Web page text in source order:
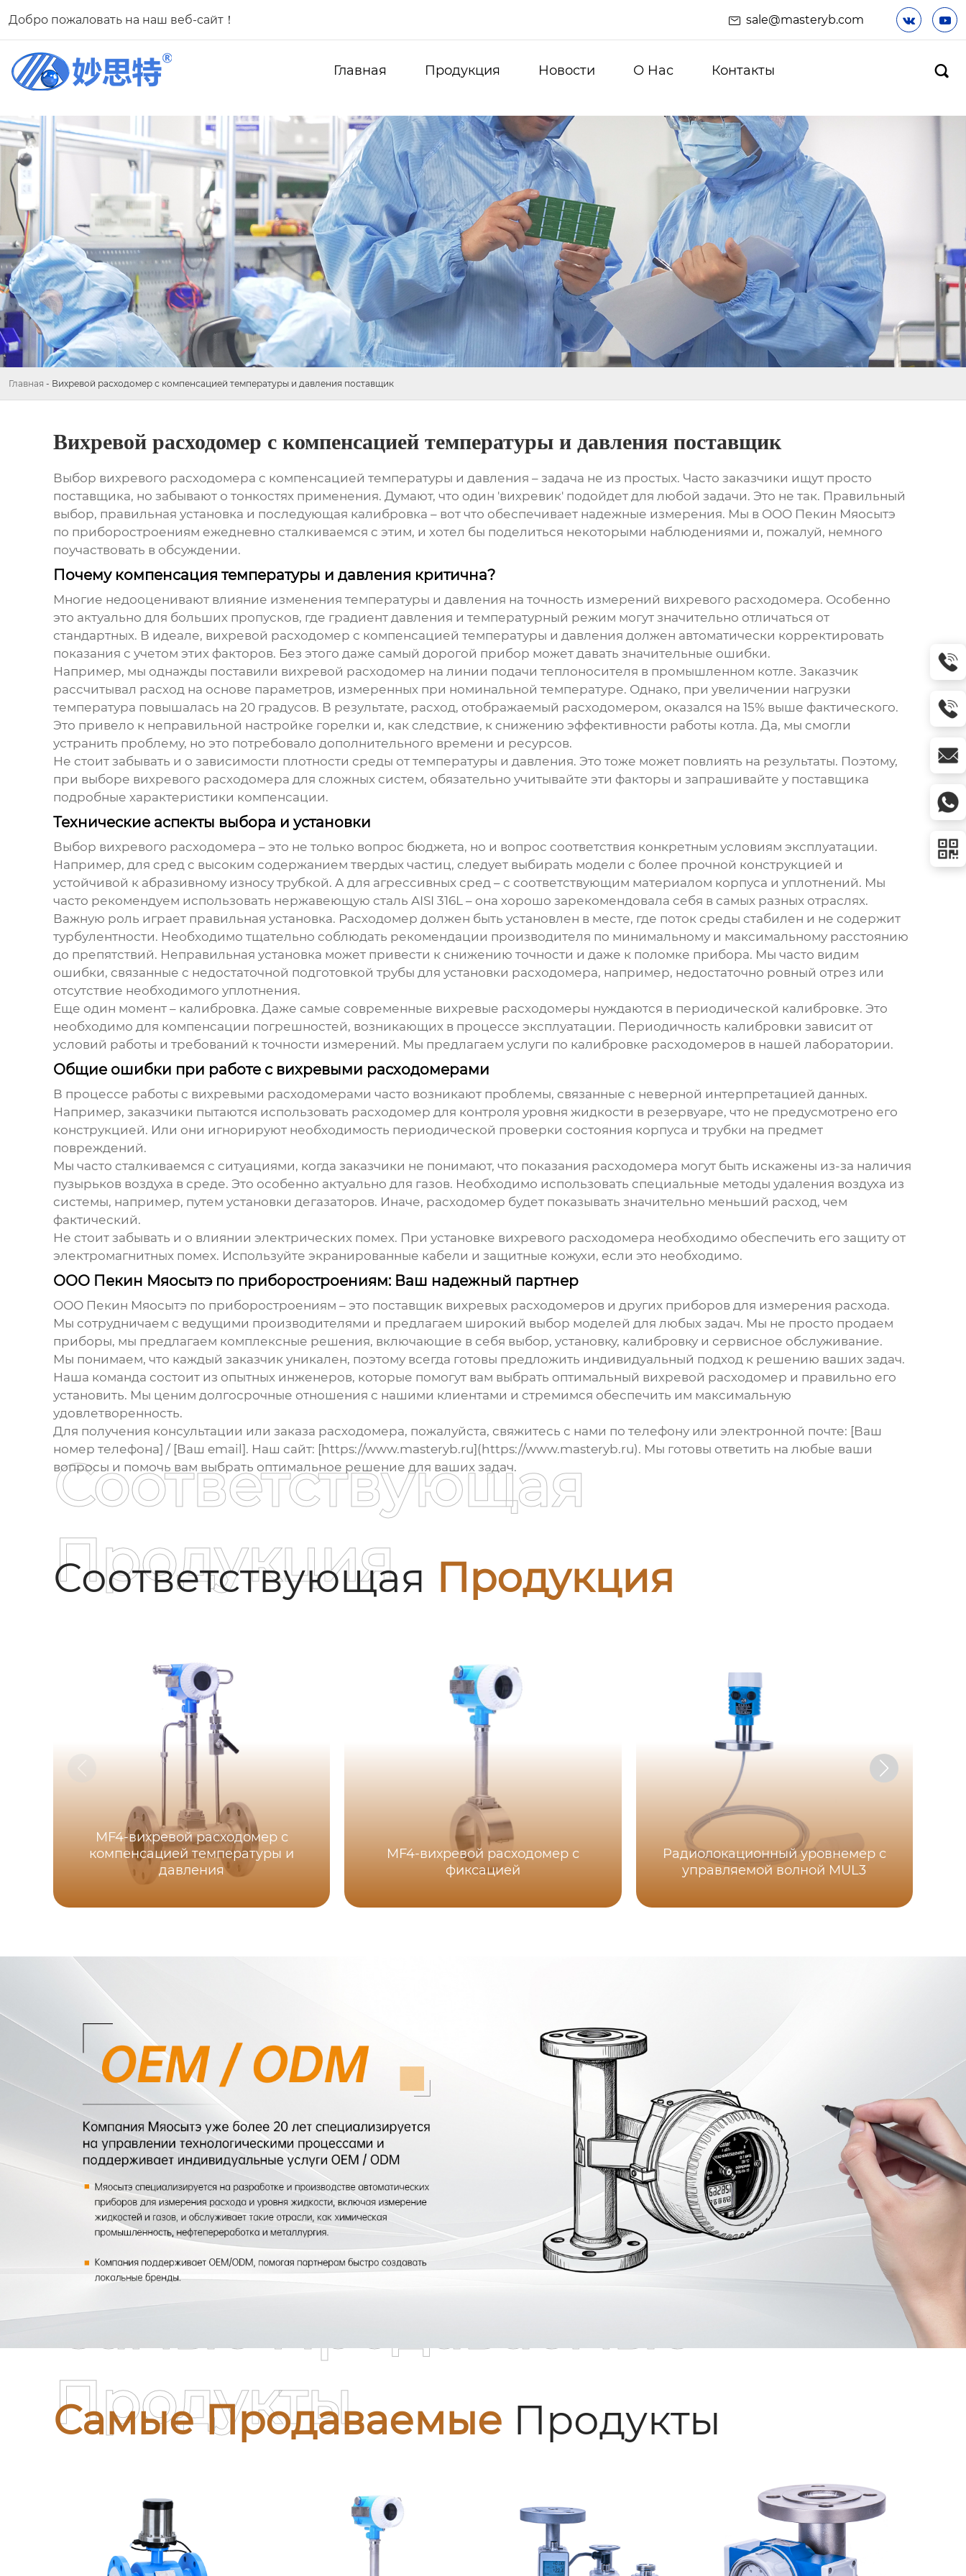
Добро пожаловать на наш веб-сайт！ sale@masteryb.com  
Главная Продукция Новости О Hас Контакты 
Главная - Вихревой расходомер с компенсацией температуры и давления поставщик
Вихревой расходомер с компенсацией температуры и давления поставщик
Выбор вихревого расходомера с компенсацией температуры и давления – задача не из простых. Часто заказчики ищут просто
поставщика, но забывают о тонкостях применения. Думают, что один 'вихревик' подойдет для любой задачи. Это не так. Правильный
выбор, правильная установка и последующая калибровка – вот что обеспечивает надежные измерения. Мы в ООО Пекин Мяосытэ
по приборостроениям ежедневно сталкиваемся с этим, и хотел бы поделиться некоторыми наблюдениями и, пожалуй, немного
поучаствовать в обсуждении.
Почему компенсация температуры и давления критична?
Многие недооценивают влияние изменения температуры и давления на точность измерений вихревого расходомера. Особенно
это актуально для больших пропусков, где градиент давления и температурный режим могут значительно отличаться от
стандартных. В идеале, вихревой расходомер с компенсацией температуры и давления должен автоматически корректировать
показания с учетом этих факторов. Без этого даже самый дорогой прибор может давать значительные ошибки.
Например, мы однажды поставили вихревой расходомер на линии подачи теплоносителя в промышленном котле. Заказчик
рассчитывал расход на основе параметров, измеренных при номинальной температуре. Однако, при увеличении нагрузки
температура повышалась на 20 градусов. В результате, расход, отображаемый расходомером, оказался на 15% выше фактического.
Это привело к неправильной настройке горелки и, как следствие, к снижению эффективности работы котла. Да, мы смогли
устранить проблему, но это потребовало дополнительного времени и ресурсов.
Не стоит забывать и о зависимости плотности среды от температуры и давления. Это тоже может повлиять на результаты. Поэтому,
при выборе вихревого расходомера для сложных систем, обязательно учитывайте эти факторы и запрашивайте у поставщика
подробные характеристики компенсации.
Технические аспекты выбора и установки
Выбор вихревого расходомера – это не только вопрос бюджета, но и вопрос соответствия конкретным условиям эксплуатации.
Например, для сред с высоким содержанием твердых частиц, следует выбирать модели с более прочной конструкцией и
устойчивой к абразивному износу трубкой. А для агрессивных сред – с соответствующим материалом корпуса и уплотнений. Мы
часто рекомендуем использовать нержавеющую сталь AISI 316L – она хорошо зарекомендовала себя в самых разных отраслях.
Важную роль играет правильная установка. Расходомер должен быть установлен в месте, где поток среды стабилен и не содержит
турбулентности. Необходимо тщательно соблюдать рекомендации производителя по минимальному и максимальному расстоянию
до препятствий. Неправильная установка может привести к снижению точности и даже к поломке прибора. Мы часто видим
ошибки, связанные с недостаточной подготовкой трубы для установки расходомера, например, недостаточно ровный отрез или
отсутствие необходимого уплотнения.
Еще один момент – калибровка. Даже самые современные вихревые расходомеры нуждаются в периодической калибровке. Это
необходимо для компенсации погрешностей, возникающих в процессе эксплуатации. Периодичность калибровки зависит от
условий работы и требований к точности измерений. Мы предлагаем услуги по калибровке расходомеров в нашей лаборатории.
Общие ошибки при работе с вихревыми расходомерами
В процессе работы с вихревыми расходомерами часто возникают проблемы, связанные с неверной интерпретацией данных.
Например, заказчики пытаются использовать расходомер для контроля уровня жидкости в резервуаре, что не предусмотрено его
конструкцией. Или они игнорируют необходимость периодической проверки состояния корпуса и трубки на предмет
повреждений.
Мы часто сталкиваемся с ситуациями, когда заказчики не понимают, что показания расходомера могут быть искажены из-за наличия
пузырьков воздуха в среде. Это особенно актуально для газов. Необходимо использовать специальные методы удаления воздуха из
системы, например, путем установки дегазаторов. Иначе, расходомер будет показывать значительно меньший расход, чем
фактический.
Не стоит забывать и о влиянии электрических помех. При установке вихревого расходомера необходимо обеспечить его защиту от
электромагнитных помех. Используйте экранированные кабели и защитные кожухи, если это необходимо.
ООО Пекин Мяосытэ по приборостроениям: Ваш надежный партнер
ООО Пекин Мяосытэ по приборостроениям – это поставщик вихревых расходомерови других приборов для измерения расхода.
Мы сотрудничаем с ведущими производителями и предлагаем широкий выбор моделей для любых задач. Мы не просто продаем
приборы, мы предлагаем комплексные решения, включающие в себя выбор, установку, калибровку и сервисное обслуживание.
Мы понимаем, что каждый заказчик уникален, поэтому всегда готовы предложить индивидуальный подход к решению ваших задач.
Наша команда состоит из опытных инженеров, которые помогут вам выбрать оптимальный вихревой расходомер и правильно его
установить. Мы ценим долгосрочные отношения с нашими клиентами и стремимся обеспечить им максимальную
удовлетворенность.
Для получения консультации или заказа расходомера, пожалуйста, свяжитесь с нами по телефону или электронной почте: [Ваш
номер телефона] / [Ваш email]. Наш сайт: [https://www.masteryb.ru](https://www.masteryb.ru). Мы готовы ответить на любые ваши
вопросы и помочь вам выбрать оптимальное решение для ваших задач.
Соответствующая Продукция
Соответствующая
Продукция
MF4-вихревой расходомер с
компенсацией температуры и
давления
MF4-вихревой расходомер с
фиксацией
Радиолокационный уровнемер с
управляемой волной MUL3
Самые Продаваемые Продукты
Самые Продаваемые
Продукты